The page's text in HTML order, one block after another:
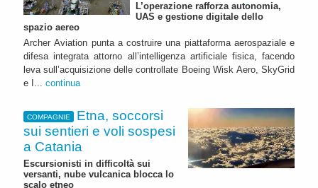
L’operazione rafforza autonomia,
UAS e gestione digitale dello
spazio aereo
Archer Aviation punta a costruire una piattaforma aerospaziale e
difesa integrata attorno all’intelligenza artificiale fisica, facendo
leva sull’acquisizione delle controllate Boeing Wisk Aero, SkyGrid
e I... continua
COMPAGNIE
Etna, soccorsi
sui sentieri e voli sospesi
a Catania
Escursionisti in difficoltà sui
versanti, nube vulcanica blocca lo
scalo etneo